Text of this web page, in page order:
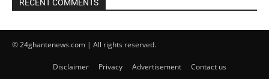
RECENT COMMENTS
© 24ghantenews.com | All rights reserved.
Disclaimer Privacy Advertisement Contact us